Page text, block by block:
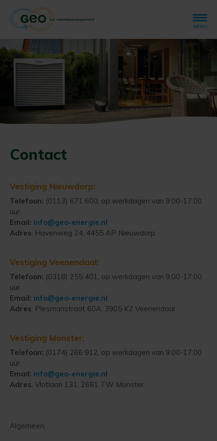
naar
inhoud
gaan
Hoofdnavigatie
Warmtepomp
Installatie
Over Geo-Energie
Top
Veelgestelde vragen Vacatures Contact
MENU
Contact
Vestiging Nieuwdorp:
Telefoon: (0113) 671 600, op werkdagen van 9:00-17:00
uur.
Email: info@geo-energie.nl
Adres: Havenweg 24, 4455 AP Nieuwdorp
Vestiging Veenendaal:
Telefoon: (0318) 255 401, op werkdagen van 9:00-17:00
uur.
Email: info@geo-energie.nl
Adres: Plesmanstraat 60A, 3905 KZ Veenendaal
Vestiging Monster:
Telefoon: (0174) 266 912, op werkdagen van 9:00-17:00
uur.
Email: info@geo-energie.nl
Adres: Vlotlaan 131, 2681 TW Monster
Algemeen: